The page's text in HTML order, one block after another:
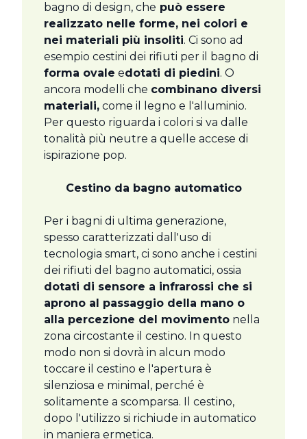
bagno di design, che può essere
realizzato nelle forme, nei colori e
nei materiali più insoliti. Ci sono ad
esempio cestini dei rifiuti per il bagno di
forma ovale edotati di piedini. O
ancora modelli che combinano diversi
materiali, come il legno e l'alluminio.
Per questo riguarda i colori si va dalle
tonalità più neutre a quelle accese di
ispirazione pop.
Cestino da bagno automatico
Per i bagni di ultima generazione,
spesso caratterizzati dall'uso di
tecnologia smart, ci sono anche i cestini
dei rifiuti del bagno automatici, ossia
dotati di sensore a infrarossi che si
aprono al passaggio della mano o
alla percezione del movimento nella
zona circostante il cestino. In questo
modo non si dovrà in alcun modo
toccare il cestino e l'apertura è
silenziosa e minimal, perché è
solitamente a scomparsa. Il cestino,
dopo l'utilizzo si richiude in automatico
in maniera ermetica.